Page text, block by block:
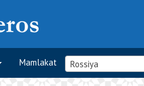
Mamlakat Rossiya